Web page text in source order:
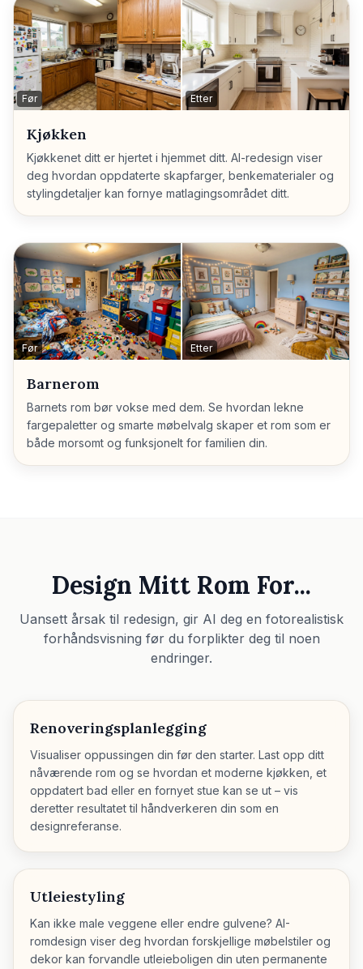
Før Etter
Kjøkken
Kjøkkenet ditt er hjertet i hjemmet ditt. AI-redesign viser
deg hvordan oppdaterte skapfarger, benkematerialer og
stylingdetaljer kan fornye matlagingsområdet ditt.
Før Etter
Barnerom
Barnets rom bør vokse med dem. Se hvordan lekne
fargepaletter og smarte møbelvalg skaper et rom som er
både morsomt og funksjonelt for familien din.
Design Mitt Rom For...
Uansett årsak til redesign, gir AI deg en fotorealistisk
forhåndsvisning før du forplikter deg til noen
endringer.
Renoveringsplanlegging
Visualiser oppussingen din før den starter. Last opp ditt
nåværende rom og se hvordan et moderne kjøkken, et
oppdatert bad eller en fornyet stue kan se ut – vis
deretter resultatet til håndverkeren din som en
designreferanse.
Utleiestyling
Kan ikke male veggene eller endre gulvene? AI-
romdesign viser deg hvordan forskjellige møbelstiler og
dekor kan forvandle utleieboligen din uten permanente